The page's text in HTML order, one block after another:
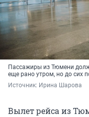
Пассажиры из Тюмени
еще рано утром, но до сих
Источник: Ирина Шарова
Вылет рейса из